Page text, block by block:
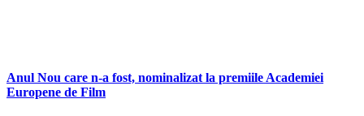
Anul Nou care n-a fost, nominalizat la premiile Academiei
Europene de Film